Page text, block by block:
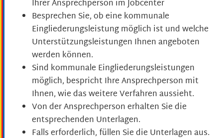
Ihrer Ansprechperson im Jobcenter
Besprechen Sie, ob eine kommunale
Eingliederungsleistung möglich ist und welche
Unterstützungsleistungen Ihnen angeboten
werden können.
Sind kommunale Eingliederungsleistungen
möglich, bespricht Ihre Ansprechperson mit
Ihnen, wie das weitere Verfahren aussieht.
Von der Ansprechperson erhalten Sie die
entsprechenden Unterlagen.
Falls erforderlich, füllen Sie die Unterlagen aus.